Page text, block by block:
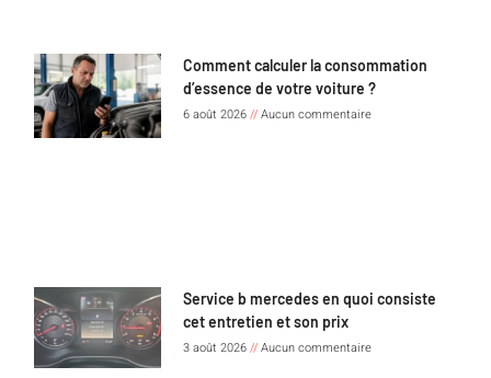
Comment calculer la consommation
d’essence de votre voiture ?
6 août 2026 Aucun commentaire
Service b mercedes en quoi consiste
cet entretien et son prix
3 août 2026 Aucun commentaire